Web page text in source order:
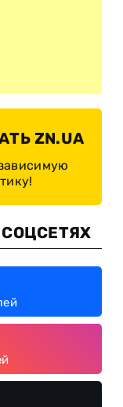
ZN.UA